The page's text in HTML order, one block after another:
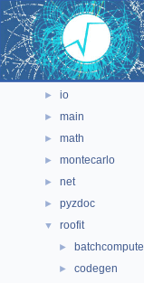
► graf2d
► graf3d
► gui
► hist
► io
► main
► math
► montecarlo
► net
► pyzdoc
▼ roofit
► batchcompute
► codegen